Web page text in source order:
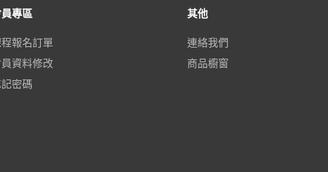
專區
報名訂單
資料修改
密碼
其他
連絡我們
商品櫥窗